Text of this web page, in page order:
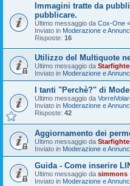
Immagini tratte da
pubblicare.
Ultimo messaggio da Cox-One «
Inviato in Moderazione e
Risposte: 16
Utilizzo del Multiquote
Ultimo messaggio da
Inviato in Moderazione e
I tanti "Perchè?" di
Ultimo messaggio da
Inviato in Moderazione e
Risposte: 42
Aggiornamento dei
Ultimo messaggio da
Inviato in Moderazione e
Guida - Come inserire
Ultimo messaggio da simmons
Inviato in Moderazione e